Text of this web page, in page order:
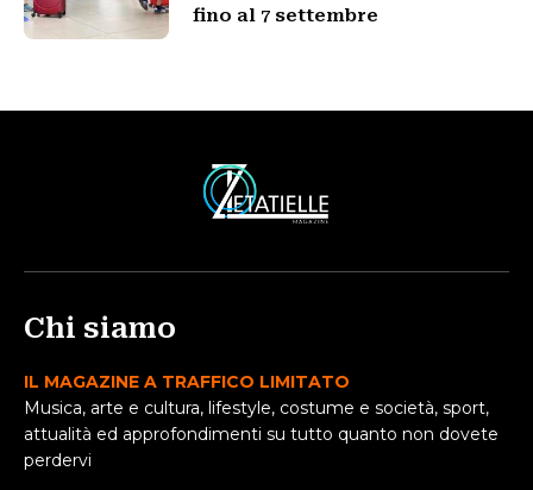
fino al 7 settembre
Chi siamo
IL MAGAZINE A TRAFFICO LIMITATO
Musica, arte e cultura, lifestyle, costume e società, sport,
attualità ed approfondimenti su tutto quanto non dovete
perdervi